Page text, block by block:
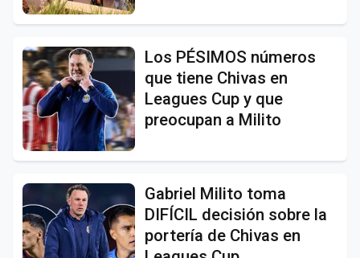
Los PÉSIMOS números
que tiene Chivas en
Leagues Cup y que
preocupan a Milito
Gabriel Milito toma
DIFÍCIL decisión sobre la
portería de Chivas en